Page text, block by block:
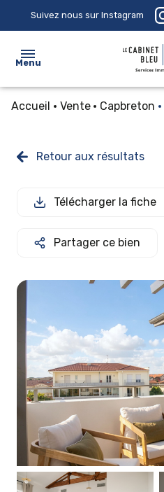
Suivez nous sur Instagram
Menu
ACHETER
PROSPECTER
Accueil Vente Capbreton
Retour aux résultats
Télécharger la fiche
Partager ce bien